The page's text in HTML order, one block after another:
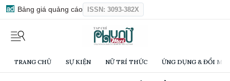
Bảng giá quảng cáo ISSN: 3093-382X
TRANG CHỦ SỰ KIỆN NỮ TRÍ THỨC ỨNG DỤNG & ĐỔI